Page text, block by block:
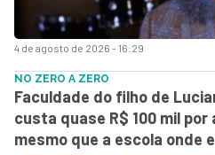
4 de agosto de 2026 - 16:29
NO ZERO A ZERO
Faculdade do filho de
custa quase R$ 100 mil
mesmo que a escola onde